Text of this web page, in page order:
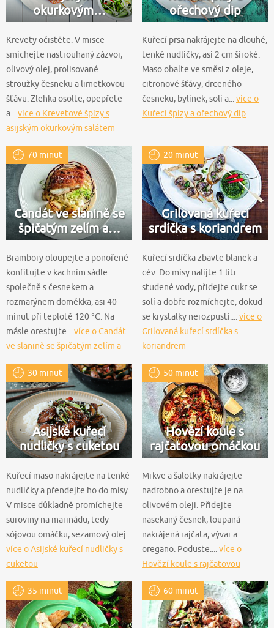
okurkovým…
Krevety očistěte. V misce
smíchejte nastrouhaný zázvor,
olivový olej, prolisované
stroužky česneku a limetkovou
šťávu. Zlehka osolte, opepřete
a... více o Krevetové špízy s
asijským okurkovým salátem
ořechový dip
Kuřecí prsa nakrájejte na dlouhé,
tenké nudličky, asi 2 cm široké.
Maso obalte ve směsi z oleje,
citronové šťávy, drceného
česneku, bylinek, soli a... více o
Kuřecí špízy a ořechový dip
70 minut
Candát ve slanině se
špičatým zelím a…
Brambory oloupejte a ponořené
konfitujte v kachním sádle
společně s česnekem a
rozmarýnem doměkka, asi 40
minut při teplotě 120 °C. Na
másle orestujte... více o Candát
ve slanině se špičatým zelím a
20 minut
Grilovaná kuřecí
srdíčka s koriandrem
Kuřecí srdíčka zbavte blanek a
cév. Do mísy nalijte 1 litr
studené vody, přidejte cukr se
solí a dobře rozmíchejte, dokud
se krystalky nerozpustí.... více o
Grilovaná kuřecí srdíčka s
koriandrem
30 minut
Asijské kuřecí
nudličky s cuketou
Kuřecí maso nakrájejte na tenké
nudličky a přendejte ho do mísy.
V misce důkladně promíchejte
suroviny na marinádu, tedy
sójovou omáčku, sezamový olej...
více o Asijské kuřecí nudličky s
cuketou
50 minut
Hovězí koule s
rajčatovou omáčkou
Mrkve a šalotky nakrájejte
nadrobno a orestujte je na
olivovém oleji. Přidejte
nasekaný česnek, loupaná
nakrájená rajčata, vývar a
oregano. Poduste....více o
Hovězí koule s rajčatovou
35 minut
60 minut